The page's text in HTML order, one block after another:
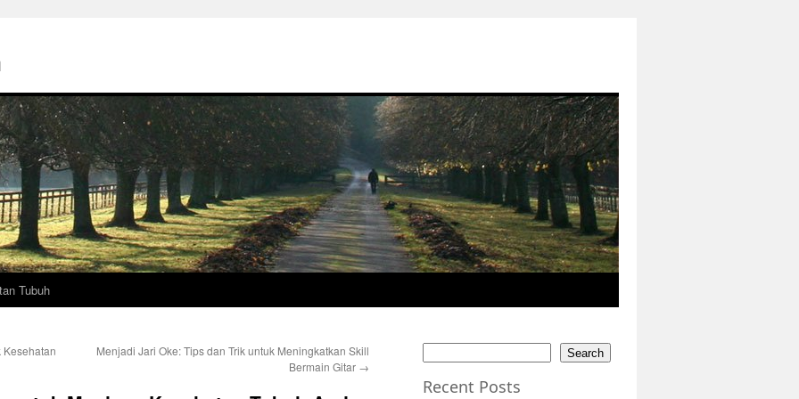
Tubuh
Kesehatan
Menjadi Jari Oke: Tips dan Trik untuk Meningkatkan Skill
Bermain Gitar →
Search
Recent Posts